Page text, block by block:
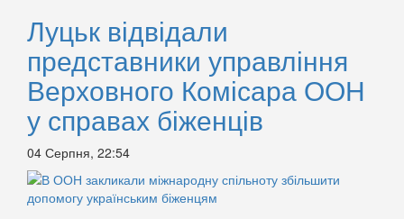
Луцьк відвідали
представники управління
Верховного Комісара ООН
у справах біженців
04 Серпня, 22:54